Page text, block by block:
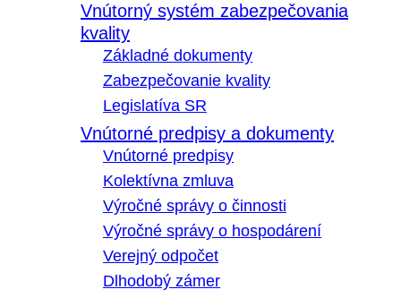
Vnútorný systém zabezpečovania
kvality
Základné dokumenty
Zabezpečovanie kvality
Legislatíva SR
Vnútorné predpisy a dokumenty
Vnútorné predpisy
Kolektívna zmluva
Výročné správy o činnosti
Výročné správy o hospodárení
Verejný odpočet
Dlhodobý zámer